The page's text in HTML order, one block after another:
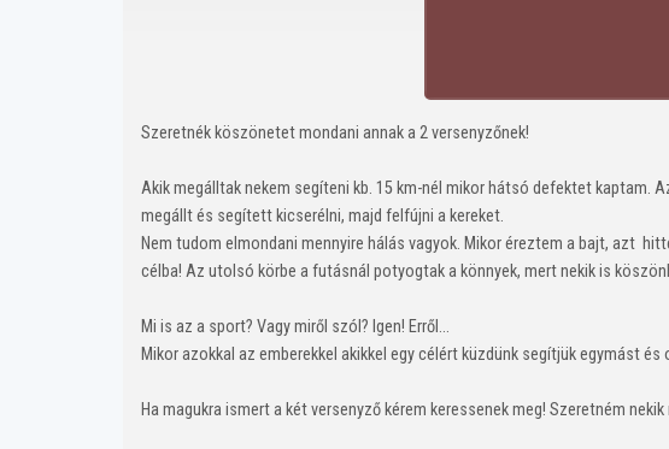
Szeretnék köszönetet mondani annak a 2 versenyzőnek!
Akik megálltak nekem segíteni kb. 15 km-nél mikor hátsó defektet kaptam.
megállt és segített kicserélni, majd felfújni a kereket.
Nem tudom elmondani mennyire hálás vagyok. Mikor éreztem a bajt, azt
célba! Az utolsó körbe a futásnál potyogtak a könnyek, mert nekik is
Mi is az a sport? Vagy miről szól? Igen! Erről...
Mikor azokkal az emberekkel akikkel egy célért küzdünk segítjük egymást
Ha magukra ismert a két versenyző kérem keressenek meg! Szeretném